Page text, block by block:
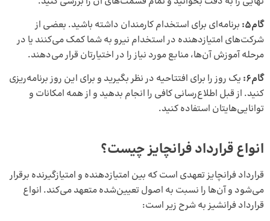
گام5:
برنامه‌ای برای استخدام کارمندان داشته باشید. بعضی از
شرکت‌های امتیازدهنده در استخدام نیرو به شما کمک می‌کنند یا در
مرحله آموزش آن‌ها، منابع مورد نیاز را در اختیارتان قرار می‌دهند.
گام6:
یک روز را برای افتتاحیه در نظر بگیرید و برای این روز برنامه‌ریزی
کنید. از قبل اطلاع‌رسانی کافی را انجام بدهید و از همه امکانات و
توانایی‌هایتان استفاده کنید.
انواع قرارداد فرانچایز چیست؟
قرارداد فرانچایز تعهدی است که بین امتیازدهنده و امتیازگیرنده برقرار
می‌شود و آن‌ها را نسبت به اصول تعیین‌شده متعهد می‌کند. انواع
قرارداد فرانشیز به شرح زیر است: